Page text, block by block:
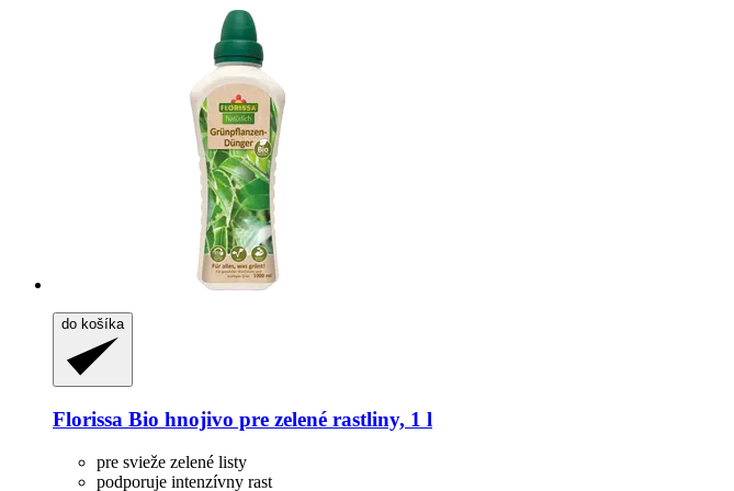
do košíka
Florissa Bio hnojivo pre zelené rastliny, 1 l
pre svieže zelené listy
podporuje intenzívny rast